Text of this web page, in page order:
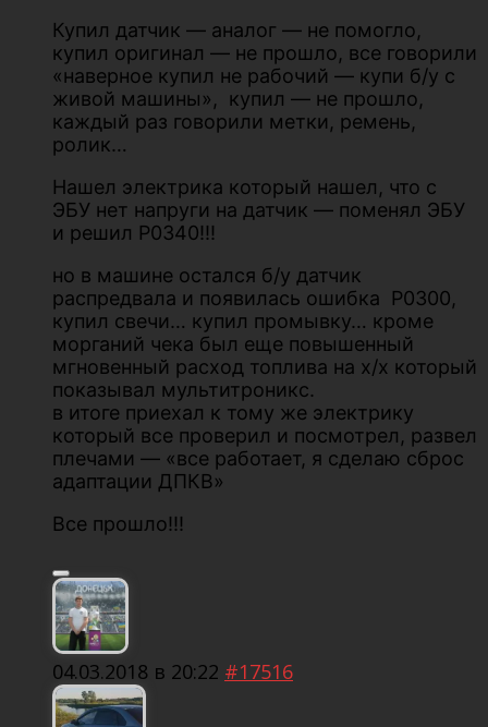
Купил датчик — аналог — не помогло,
купил оригинал — не прошло, все говорили
«наверное купил не рабочий — купи б/у с
живой машины», купил — не прошло,
каждый раз говорили метки, ремень,
ролик…
Нашел электрика который нашел, что с
ЭБУ нет напруги на датчик — поменял ЭБУ
и решил P0340!!!
но в машине остался б/у датчик
распредвала и появилась ошибка Р0300,
купил свечи… купил промывку… кроме
морганий чека был еще повышенный
мгновенный расход топлива на х/х который
показывал мультитроникс.
в итоге приехал к тому же электрику
который все проверил и посмотрел, развел
плечами — «все работает, я сделаю сброс
адаптации ДПКВ»
Все прошло!!!
04.03.2018 в 20:22 #17516